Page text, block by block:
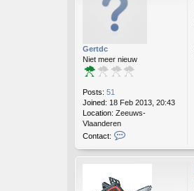
Gertdc
Niet meer nieuw
Posts: 51
Joined: 18 Feb 2013, 20:43
Location: Zeeuws-
Vlaanderen
Contact: